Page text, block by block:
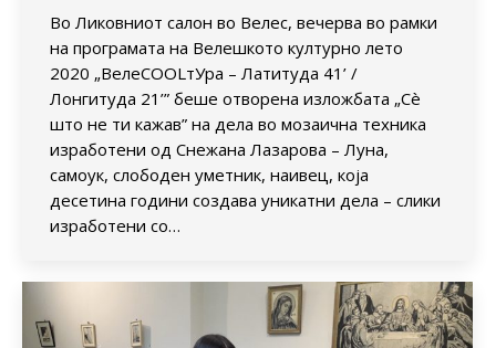
Во Ликовниот салон во Велес, вечерва во рамки
на програмата на Велешкото културно лето
2020 „ВелеСOOLтУра – Латитуда 41’ /
Лонгитуда 21’” беше отворена изложбата „Сè
што не ти кажав” на дела во мозаична техника
изработени од Снежана Лазарова – Луна,
самоук, слободен уметник, наивец, која
десетина години создава уникатни дела – слики
изработени со…